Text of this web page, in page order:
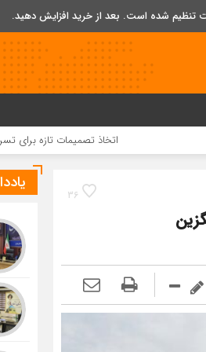
شده است. بعد از خرید افزایش دهید.
اتخاذ تصمیمات تازه برای تسریع در روند
36